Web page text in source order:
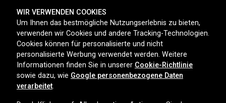
ZAHLUNGSMETHODEN
LIEFEROPTIONEN
WIR VERWENDEN COOKIES
Um Ihnen das bestmögliche Nutzungserlebnis zu bieten,
verwenden wir Cookies und andere Tracking-Technologien.
Cookies können für personalisierte und nicht
personalisierte Werbung verwendet werden. Weitere
Informationen finden Sie in unserer Cookie-Richtlinie
sowie dazu, wie Google personenbezogene Daten
verarbeitet.